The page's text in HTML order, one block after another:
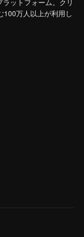
ットフォーム。クリ
100万人以上が利用し